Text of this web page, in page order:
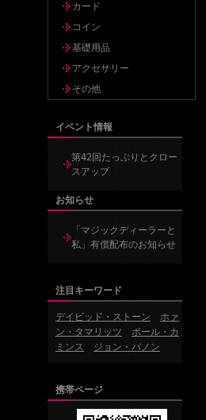
カード
コイン
基礎用品
アクセサリー
その他
イベント情報
第42回たっぷりとクロー
スアップ
お知らせ
「マジックディーラーと
私」有償配布のお知らせ
注目キーワード
デイビッド・ストーン
ホァ
ン・タマリッツ
ポール・カ
ミンス
ジョン・バノン
携帯ページ